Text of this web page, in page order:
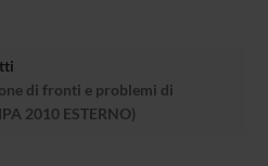
di fronti e problemi di
2010 ESTERNO)